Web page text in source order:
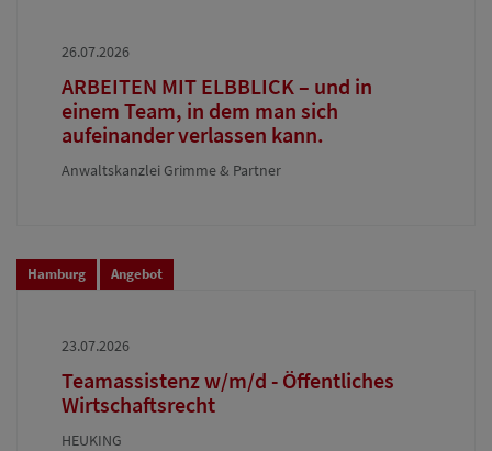
26.07.2026
ARBEITEN MIT ELBBLICK – und in
einem Team, in dem man sich
aufeinander verlassen kann.
Anwaltskanzlei Grimme & Partner
Hamburg Angebot
23.07.2026
Teamassistenz w/m/d - Öffentliches
Wirtschaftsrecht
HEUKING